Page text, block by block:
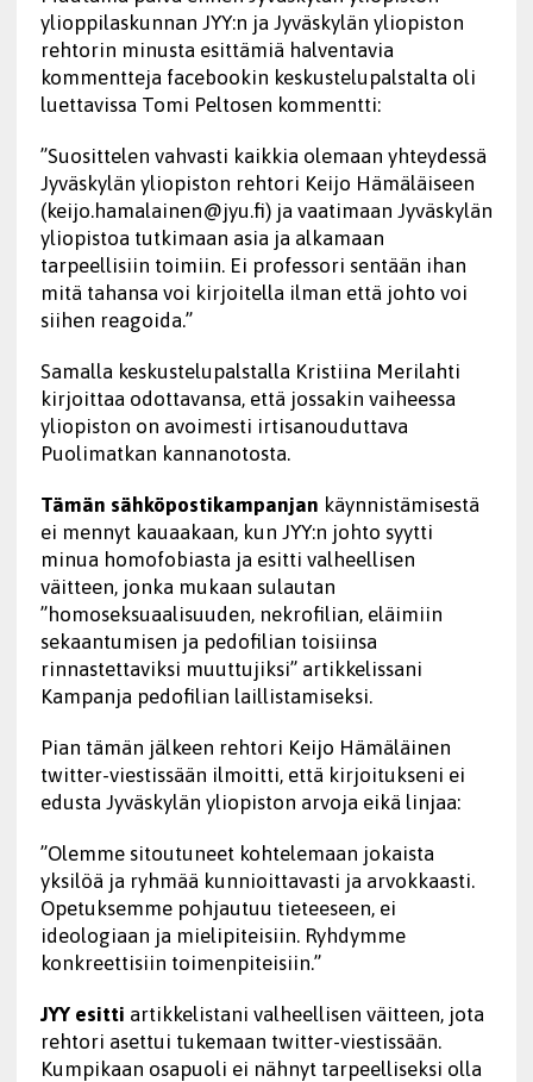
ylioppilaskunnan JYY:n ja Jyväskylän yliopiston
rehtorin minusta esittämiä halventavia
kommentteja facebookin keskustelupalstalta oli
luettavissa Tomi Peltosen kommentti:
”Suosittelen vahvasti kaikkia olemaan yhteydessä
Jyväskylän yliopiston rehtori Keijo Hämäläiseen
(keijo.hamalainen@jyu.fi) ja vaatimaan Jyväskylän
yliopistoa tutkimaan asia ja alkamaan
tarpeellisiin toimiin. Ei professori sentään ihan
mitä tahansa voi kirjoitella ilman että johto voi
siihen reagoida.”
Samalla keskustelupalstalla Kristiina Merilahti
kirjoittaa odottavansa, että jossakin vaiheessa
yliopiston on avoimesti irtisanouduttava
Puolimatkan kannanotosta.
Tämän sähköpostikampanjan käynnistämisestä
ei mennyt kauaakaan, kun JYY:n johto syytti
minua homofobiasta ja esitti valheellisen
väitteen, jonka mukaan sulautan
”homoseksuaalisuuden, nekrofilian, eläimiin
sekaantumisen ja pedofilian toisiinsa
rinnastettaviksi muuttujiksi” artikkelissani
Kampanja pedofilian laillistamiseksi.
Pian tämän jälkeen rehtori Keijo Hämäläinen
twitter-viestissään ilmoitti, että kirjoitukseni ei
edusta Jyväskylän yliopiston arvoja eikä linjaa:
”Olemme sitoutuneet kohtelemaan jokaista
yksilöä ja ryhmää kunnioittavasti ja arvokkaasti.
Opetuksemme pohjautuu tieteeseen, ei
ideologiaan ja mielipiteisiin. Ryhdymme
konkreettisiin toimenpiteisiin.”
JYY esitti artikkelistani valheellisen väitteen, jota
rehtori asettui tukemaan twitter-viestissään.
Kumpikaan osapuoli ei nähnyt tarpeelliseksi olla